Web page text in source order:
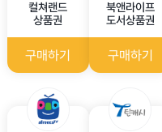
컬쳐랜드
상품권
구매하기
북앤라이프
도서상품권
구매하기